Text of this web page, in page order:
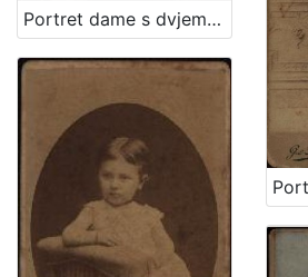
Portret dame s dvjema djevojčicama / M. Merćep ; [izradio] Atelie M. Merćep